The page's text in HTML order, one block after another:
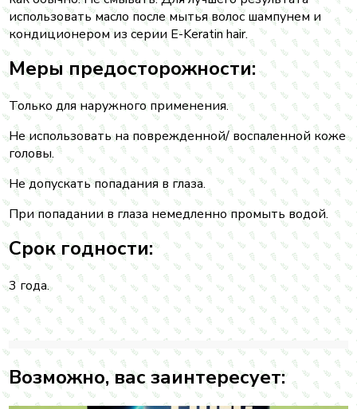
использовать масло после мытья волос шампунем и
кондиционером из серии E-Keratin hair.
Меры предосторожности:
Только для наружного применения.
Не использовать на поврежденной/ воспаленной коже
головы.
Не допускать попадания в глаза.
При попадании в глаза немедленно промыть водой.
Срок годности:
3 года.
Возможно, вас заинтересует: